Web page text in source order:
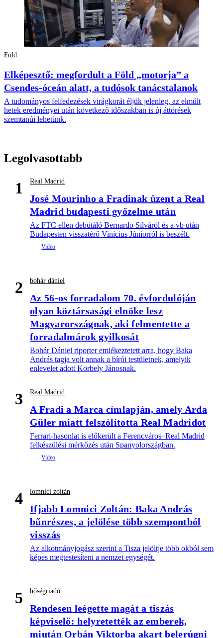
Föld
Elképesztő: megfordult a Föld „motorja” a
Csendes-óceán alatt, a tudósok tanácstalanok
A tudományos felfedezések virágkorát éljük jelenleg, az elmúlt
hetek eredményei után következő időszakban is új áttörések
szemtanúi lehetünk.
Legolvasottabb
1 Real Madrid
José Mourinho a Fradinak üzent a Real
Madrid budapesti győzelme után
Az FTC ellen debütáló Bernardo Silváról és a vb után
Budapesten visszatérő Vinícius Júniorról is beszélt.
2 bohár dániel
Az 56-os forradalom 70. évfordulóján
olyan köztársasági elnöke lesz
Magyarországnak, aki felmentette a
forradalmárok gyilkosát
Bohár Dániel riporter emlékeztetett arra, hogy Baka
András tagja volt annak a bírói testületnek, amelyik
enlevelet adott Korbely Jánosnak.
3 Real Madrid
A Fradi a Marca címlapján, amely Arda
Güler miatt felszólította Real Madridot
Ferrari-hasonlat is előkerült a Ferencváros–Real Madrid
felkészülési mérkőzés után Spanyolországban.
4 lomnici zoltán
Ifjabb Lomnici Zoltán: Baka András
bűnrészes, a jelölése több szempontból
visszás
Az alkotmányjogász szerint a Tisza jelöltje több okból sem
képes megtestesíteni a nemzet egységét.
5 hőségriadó
Rendesen leégette magát a tiszás
képviselő: helyretették az emberek,
miután Orbán Viktorba akart belerúgni